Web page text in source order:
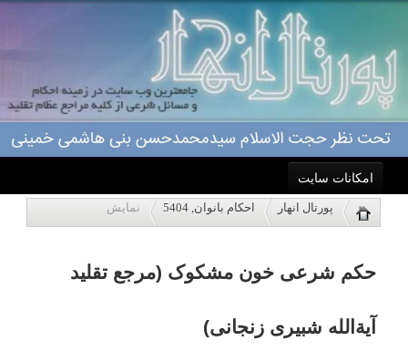
امکانات سایت
خانه
درباره ما
اعمال
پورتال انهار احکام بانوان, 5404 نمایش
آیةالله شبیری زنجانی)
سوال
با سلام من یک هفته است
که ازدواج و عروسی کرده ام اما از
البته بعد از روز دوم به خاطر
عفونت دارو مصرف می کنم ولی